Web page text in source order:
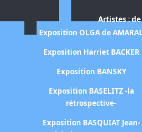
Exposition OLGA de
Exposition Harriet BACKER
Exposition BANSKY
Exposition BASELITZ -la
rétrospective-
Exposition BASQUIAT Jean-
Artistes : de